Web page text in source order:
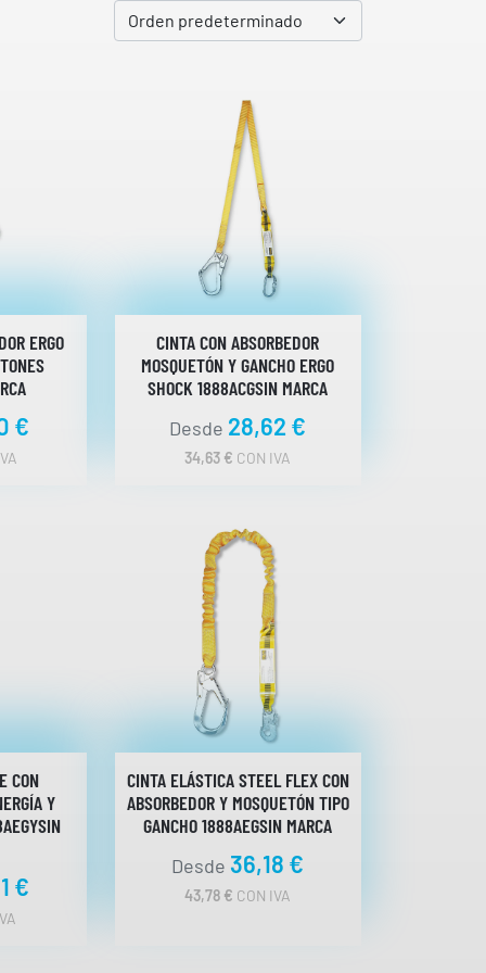
ERGO
€
CINTA CON ABSORBEDOR
MOSQUETÓN Y GANCHO ERGO
SHOCK 1888ACGSIN MARCA
Desde 28,62€
34,63 € CON IVA
CON
Y
€
CINTA ELÁSTICA STEEL FLEX CON
ABSORBEDOR Y MOSQUETÓN TIPO
GANCHO 1888AEGSIN MARCA
Desde 36,18 €
43,78 € CON IVA